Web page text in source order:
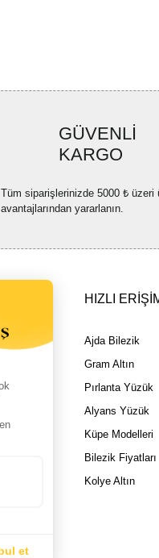
GÜVENLİ
KARGO
Tüm siparişlerinizde 5000 ₺ üzeri
avantajlarından yararlanın.
HIZLI
Ajda Bilezik
Gram Altın
Pırlanta Yüzük
Alyans Yüzük
Küpe Modelleri
Bilezik Fiyatları
Kolye Altın